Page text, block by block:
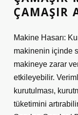
ÇAMAŞIR
Makine Hasarı:
makinenin içinde
makineye zarar
etkileyebilir.
kurutulması,
tüketimini